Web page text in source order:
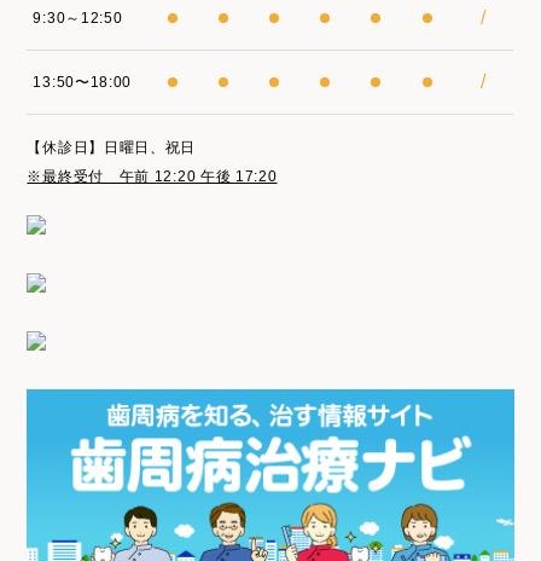
9:30～12:50 /
13:50〜18:00 /
【休診日】日曜日、祝日
※最終受付 午前 12:20 午後 17:20